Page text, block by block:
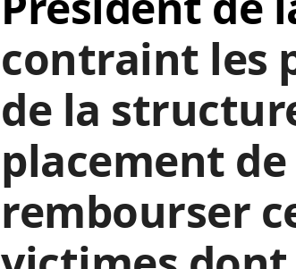
contraint les
de la
placement
rembourser